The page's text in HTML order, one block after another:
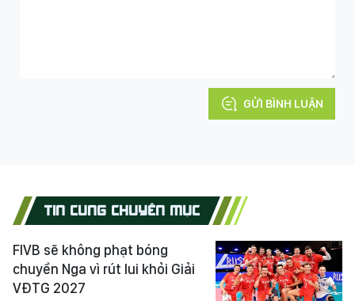
GỬI BÌNH LUẬN
TIN CÙNG CHUYÊN MỤC
FIVB sẽ không phạt bóng
chuyền Nga vì rút lui khỏi Giải
VĐTG 2027